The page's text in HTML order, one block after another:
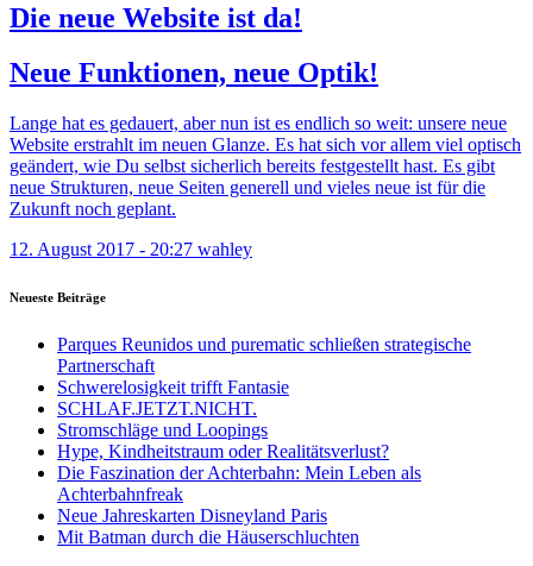
Die neue Website ist da!
Neue Funktionen, neue Optik!
Lange hat es gedauert, aber nun ist es endlich so weit: unsere neue
Website erstrahlt im neuen Glanze. Es hat sich vor allem viel optisch
geändert, wie Du selbst sicherlich bereits festgestellt hast. Es gibt
neue Strukturen, neue Seiten generell und vieles neue ist für die
Zukunft noch geplant.
12. August 2017 - 20:27 wahley
Neueste Beiträge
Parques Reunidos und purematic schließen strategische
Partnerschaft
Schwerelosigkeit trifft Fantasie
SCHLAF.JETZT.NICHT.
Stromschläge und Loopings
Hype, Kindheitstraum oder Realitätsverlust?
Die Faszination der Achterbahn: Mein Leben als
Achterbahnfreak
Neue Jahreskarten Disneyland Paris
Mit Batman durch die Häuserschluchten